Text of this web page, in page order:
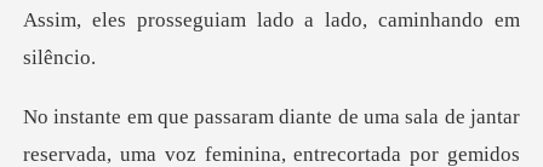
iam lado a lado, cam
nina, entrecortada por gemidos